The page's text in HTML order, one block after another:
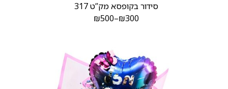
סידור בקופסא מק”ט 317
₪300
–
₪500